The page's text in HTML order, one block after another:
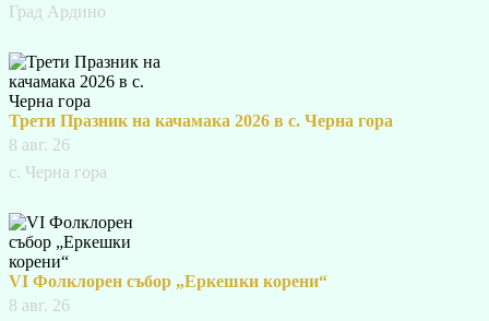
Град Ардино
Трети Празник на качамака 2026 в с. Черна гора
8 авг. 26
с. Черна гора
VI Фолклорен събор „Еркешки корени“
8 авг. 26